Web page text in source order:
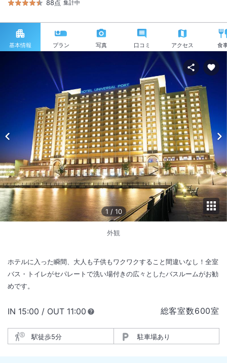
88点 集計中
基本情報 プラン 写真 口コミ アクセス 食
1 / 10
外観
ホテルに入った瞬間、大人も子供もワクワクすること間違いなし！全室
バス・トイレがセパレートで洗い場付きの広々としたバスルームがお勧
めです。
総客室数600室
IN チェックイン
15:00 / OUT チェックアウト
11:00
駅徒歩5分 駐車場あり